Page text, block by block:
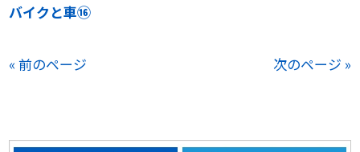
バイクと車⑯
« 前のページ 次のページ »